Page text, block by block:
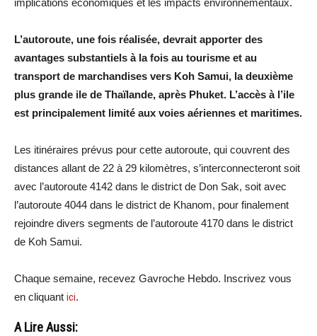
L’autoroute, une fois réalisée, devrait apporter des
avantages substantiels à la fois au tourisme et au
transport de marchandises vers Koh Samui, la deuxième
plus grande ile de Thaïlande, après Phuket. L’accès à l’ile
est principalement limité aux voies aériennes et maritimes.
Les itinéraires prévus pour cette autoroute, qui couvrent des
distances allant de 22 à 29 kilomètres, s’interconnecteront soit
avec l’autoroute 4142 dans le district de Don Sak, soit avec
l’autoroute 4044 dans le district de Khanom, pour finalement
rejoindre divers segments de l’autoroute 4170 dans le district
de Koh Samui.
Chaque semaine, recevez Gavroche Hebdo. Inscrivez vous
en cliquant ici.
A Lire Aussi: